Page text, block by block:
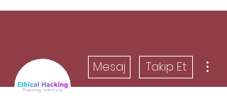
Mesaj Takip Et